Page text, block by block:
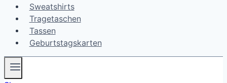
Sweatshirts
Tragetaschen
Tassen
Geburtstagskarten